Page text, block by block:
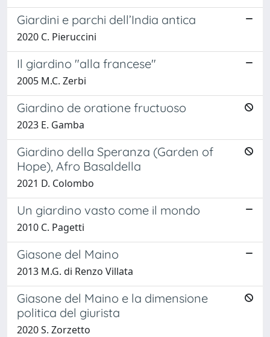
Giardini e parchi dell’India antica
2020 C. Pieruccini
Il giardino "alla francese"
2005 M.C. Zerbi
Giardino de oratione fructuoso
2023 E. Gamba
Giardino della Speranza (Garden of
Hope), Afro Basaldella
2021 D. Colombo
Un giardino vasto come il mondo
2010 C. Pagetti
Giasone del Maino
2013 M.G. di Renzo Villata
Giasone del Maino e la dimensione
politica del giurista
2020 S. Zorzetto